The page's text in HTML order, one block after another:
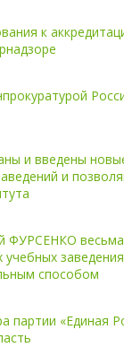
к
и введены
и
ФУРСЕНКО
способом
партии «Единая